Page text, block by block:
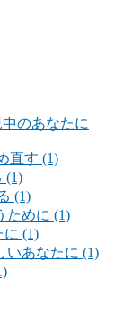
のあなたに
直す (1)
(1)
(1)
ために (1)
(1)
いあなたに (1)